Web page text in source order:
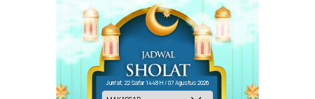
Jum'at, 22 Safar 1448 H / 07 Agustus 2026